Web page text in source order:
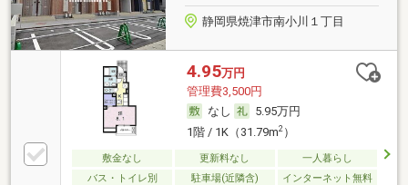
静岡県焼津市南小川１丁目
4.95万円
管理費3,500円
なし
5.95万円
1階 / 1K（31.79m2）
敷金なし 更新料なし
一人暮らし
バス・トイレ別
駐車場(近隣含) インターネット無料